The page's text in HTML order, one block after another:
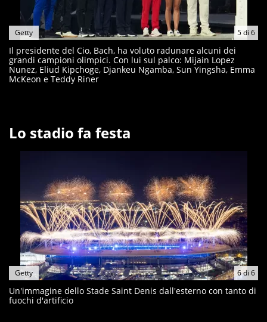
5di 6
Getty
Il presidente del Cio, Bach, ha voluto radunare alcuni dei
grandi campioni olimpici. Con lui sul palco: Mijain Lopez
Nunez, Eliud Kipchoge, Djankeu Ngamba, Sun Yingsha, Emma
McKeon e Teddy Riner
Lo stadio fa festa
6di 6
Getty
Un'immagine dello Stade Saint Denis dall'esterno con tanto di
fuochi d'artificio